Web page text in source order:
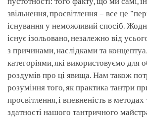
звільнення, просвітлення – все це
існування у неможливий спосіб.
існує ізольовано, незалежно від
з причинами, наслідками та
категоріями, які використовуємо для
роздумів про ці явища. Нам також
розуміння того, як практика тантри
просвітлення, і впевненість в методах
здатності нашого тантричного